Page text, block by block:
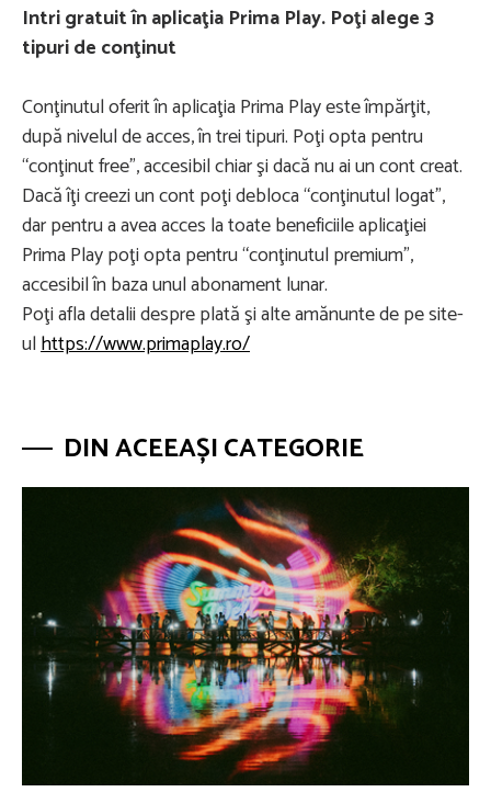
Intri gratuit în aplicaţia Prima Play. Poţi alege 3
tipuri de conţinut
Conţinutul oferit în aplicaţia Prima Play este împărţit,
după nivelul de acces, în trei tipuri. Poţi opta pentru
“conţinut free”, accesibil chiar şi dacă nu ai un cont creat.
Dacă îţi creezi un cont poţi debloca “conţinutul logat”,
dar pentru a avea acces la toate beneficiile aplicaţiei
Prima Play poţi opta pentru “conţinutul premium”,
accesibil în baza unul abonament lunar.
Poţi afla detalii despre plată şi alte amănunte de pe site-
ulhttps://www.primaplay.ro/
DIN ACEEAȘI CATEGORIE